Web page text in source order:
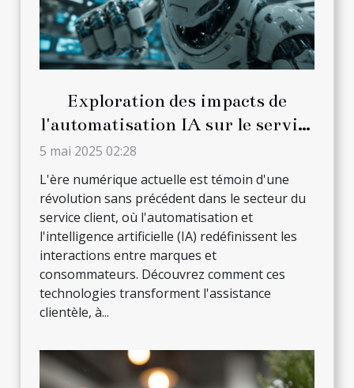
Exploration des impacts de
l'automatisation IA sur le service
5 mai 2025 02:28
L'ère numérique actuelle est témoin d'une
révolution sans précédent dans le secteur du
service client, où l'automatisation et
l'intelligence artificielle (IA) redéfinissent les
interactions entre marques et
consommateurs. Découvrez comment ces
technologies transforment l'assistance
clientèle, à...